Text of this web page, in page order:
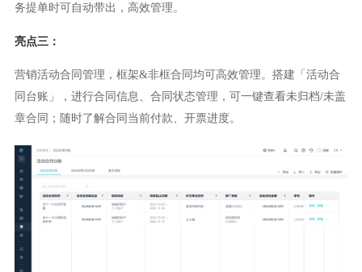
务提单时可自动带出，高效管理。
亮点三：
营销活动合同管理，框架&非框合同均可高效管理。搭建「活动合
同台账」，进行合同信息、合同状态管理，可一键查看未归档/未盖
章合同；随时了解合同当前付款、开票进度。